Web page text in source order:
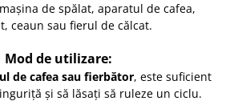
de spălat, aparatul de cafea,
ceaun sau fierul de călcat.
Mod de utilizare:
de cafea sau fierbător, este suficient
și să lăsați să ruleze un ciclu.